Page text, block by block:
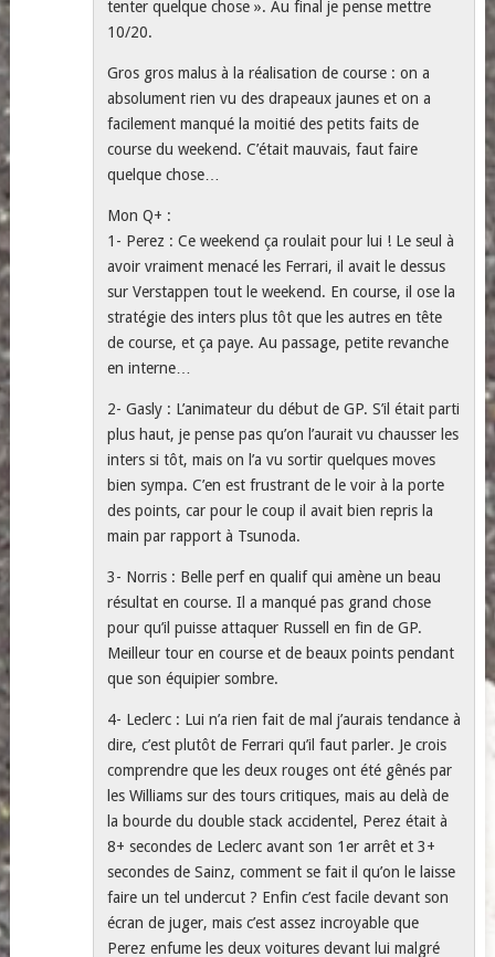
tenter quelque chose ». Au final je pense mettre
10/20.
Gros gros malus à la réalisation de course : on a
absolument rien vu des drapeaux jaunes et on a
facilement manqué la moitié des petits faits de
course du weekend. C’était mauvais, faut faire
quelque chose…
Mon Q+ :
1- Perez : Ce weekend ça roulait pour lui ! Le seul à
avoir vraiment menacé les Ferrari, il avait le dessus
sur Verstappen tout le weekend. En course, il ose la
stratégie des inters plus tôt que les autres en tête
de course, et ça paye. Au passage, petite revanche
en interne…
2- Gasly : L’animateur du début de GP. S’il était parti
plus haut, je pense pas qu’on l’aurait vu chausser les
inters si tôt, mais on l’a vu sortir quelques moves
bien sympa. C’en est frustrant de le voir à la porte
des points, car pour le coup il avait bien repris la
main par rapport à Tsunoda.
3- Norris : Belle perf en qualif qui amène un beau
résultat en course. Il a manqué pas grand chose
pour qu’il puisse attaquer Russell en fin de GP.
Meilleur tour en course et de beaux points pendant
que son équipier sombre.
4- Leclerc : Lui n’a rien fait de mal j’aurais tendance à
dire, c’est plutôt de Ferrari qu’il faut parler. Je crois
comprendre que les deux rouges ont été gênés par
les Williams sur des tours critiques, mais au delà de
la bourde du double stack accidentel, Perez était à
8+ secondes de Leclerc avant son 1er arrêt et 3+
secondes de Sainz, comment se fait il qu’on le laisse
faire un tel undercut ? Enfin c’est facile devant son
écran de juger, mais c’est assez incroyable que
Perez enfume les deux voitures devant lui malgré